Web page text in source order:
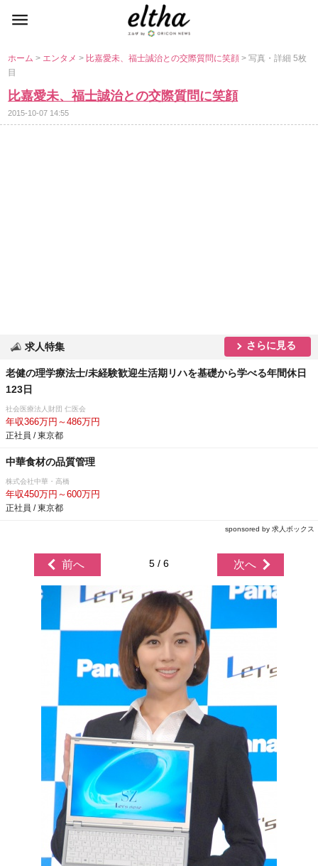
ホーム> エンタメ> 比嘉愛未、福士誠治との交際質問に笑顔> 写真・詳細 5枚
目
比嘉愛未、福士誠治との交際質問に笑顔
2015-10-07 14:55
求人特集 さらに見る
老健の理学療法士/未経験歓迎生活期リハを基礎から学べる年間休日
123日
社会医療法人財団 仁医会
年収366万円～486万円
正社員 / 東京都
中華食材の品質管理
株式会社中華・高橋
年収450万円～600万円
正社員 / 東京都
sponsored by 求人ボックス
前へ 5 / 6 次へ